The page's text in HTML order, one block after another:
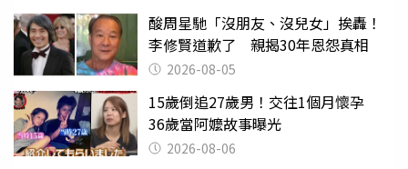
酸周星馳「沒朋友、沒兒女」挨轟！
李修賢道歉了 親揭30年恩怨真相
2026-08-05
15歲倒追27歲男！交往1個月懷孕
36歲當阿嬤故事曝光
2026-08-06